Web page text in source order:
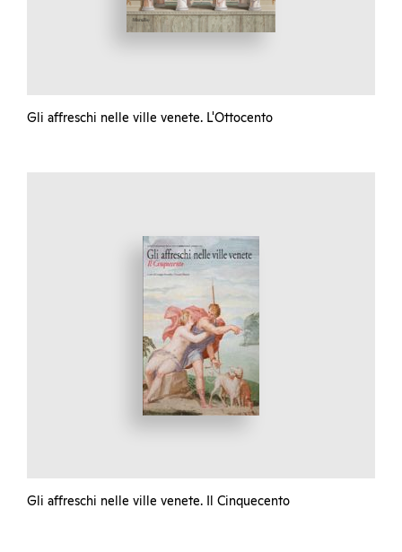
Gli affreschi nelle ville venete. L'Ottocento
Gli affreschi nelle ville venete. Il Cinquecento